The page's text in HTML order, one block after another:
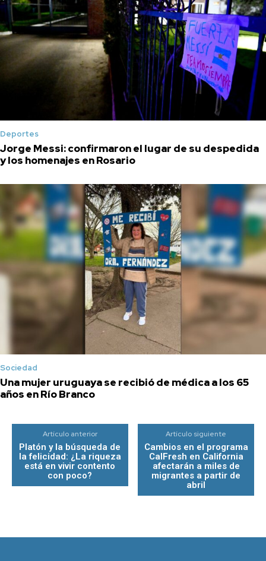
Deportes
Jorge Messi: confirmaron el lugar de su despedida
y los homenajes en Rosario
Sociedad
Una mujer uruguaya se recibió de médica a los 65
años en Río Branco
Artículo anterior
Platón y la búsqueda de
la felicidad: ¿La riqueza
está en vivir contento
con poco?
Artículo siguiente
Cambios en el programa
CalFresh en California
afectarán a miles de
migrantes a partir de
abril